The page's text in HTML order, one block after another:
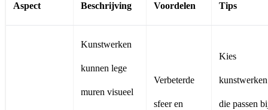
Aspect Beschrijving Voordelen Tips
Kunstwerken
kunnen lege
muren visueel
Verbeterde
sfeer en
Kies
kunstwerken
die passen